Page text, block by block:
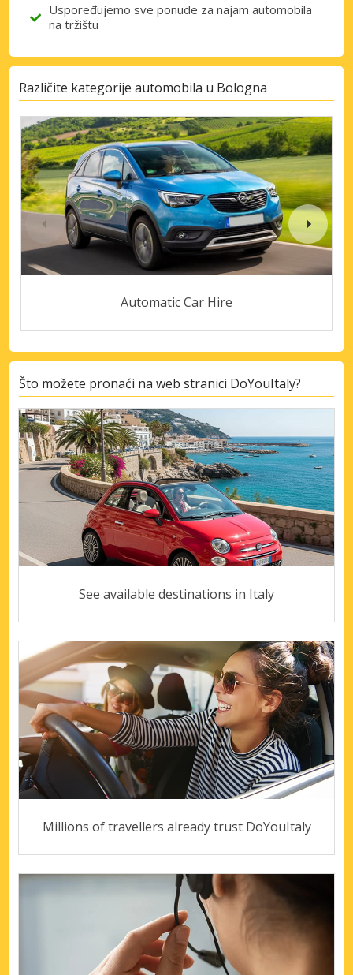
Uspoređujemo sve ponude za najam automobila
na tržištu
Različite kategorije automobila u Bologna
Automatic Car Hire
Što možete pronaći na web stranici DoYouItaly?
See available destinations in Italy
Millions of travellers already trust DoYouItaly